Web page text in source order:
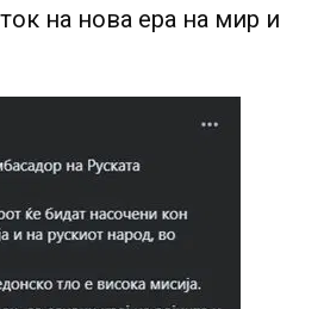
на нова ера на мир и